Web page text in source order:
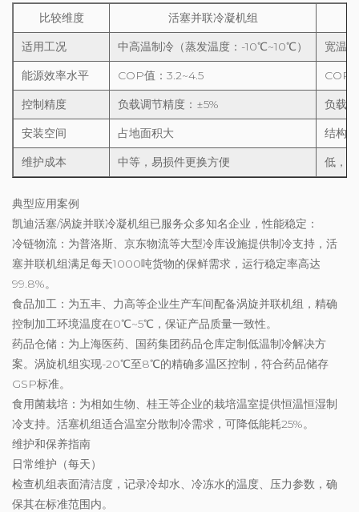
比较维度
活塞并联冷凝机组
适用工况
中高温制冷（蒸发温度：-10℃~10℃）
宽温
能源效率水平
COP值：3.2~4.5
COP
控制精度
负载调节精度：±5%
负载
安装空间
占地面积大
结构
维护成本
中等，易损件更换方便 低，
典型应用案例
凯迪活塞/涡旋并联冷凝机组已服务众多知名企业，性能稳定：
冷链物流：为普洛斯、京东物流等大型冷库设施提供制冷支持，活
塞并联机组满足每天1000吨货物的保鲜需求，运行稳定率高达
99.8%。
食品加工：为五丰、力高等企业生产车间配备涡旋并联机组，精确
控制加工环境温度在0℃~5℃，保证产品质量一致性。
药品仓储：为上海医药、国药集团药品仓库定制低温制冷解决方
案。涡旋机组实现-20℃至8℃的精确多温区控制，符合药品储存
GSP标准。
食用菌栽培：为相如生物、桂王等企业的栽培温室提供恒温恒湿制
冷支持。活塞机组适合温室分散制冷需求，可降低能耗25%。
维护和保养指南
日常维护（每天）
检查机组表面清洁度，记录冷却水、冷冻水的温度、压力参数，确
保其在标准范围内。